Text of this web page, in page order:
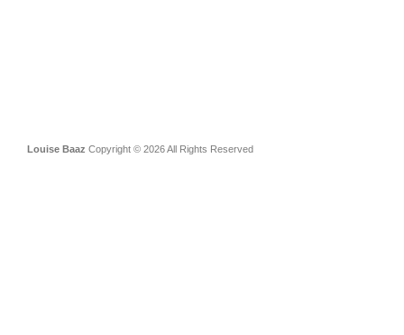
Louise Baaz Copyright © 2026 All Rights Reserved